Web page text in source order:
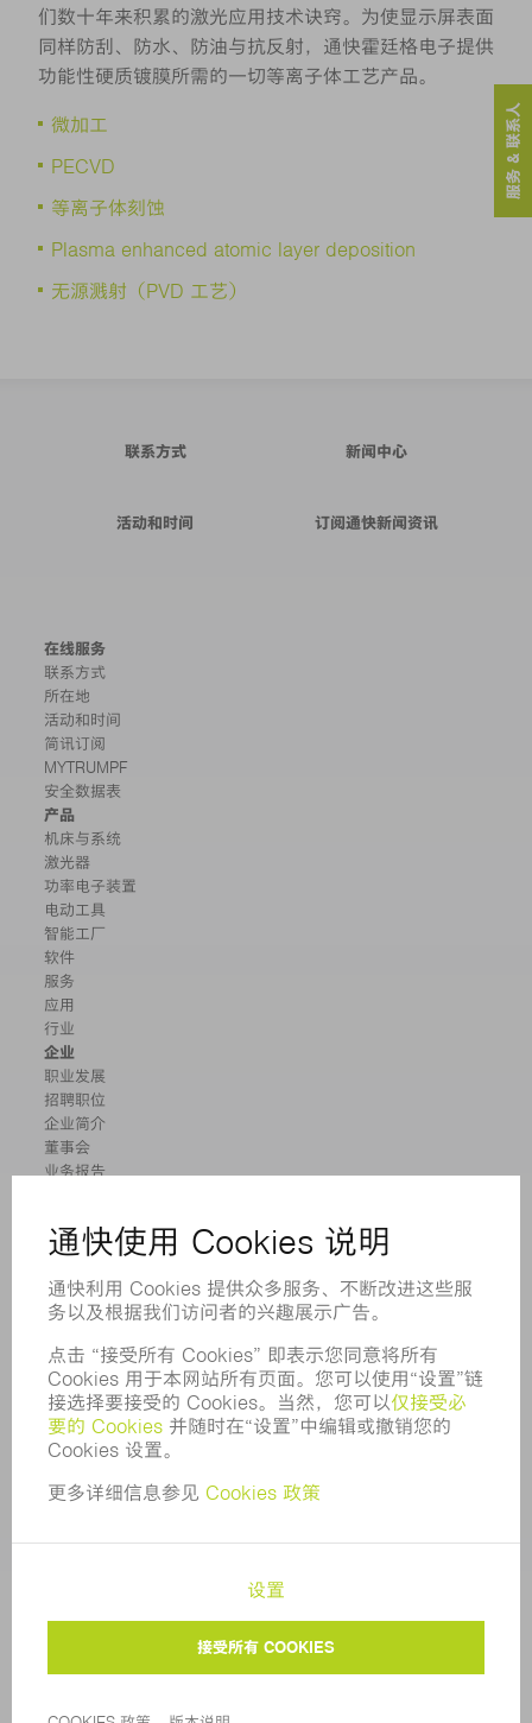
们数十年来积累的激光应用技术诀窍。为使显示屏表面
同样防刮、防水、防油与抗反射，通快霍廷格电子提供
功能性硬质镀膜所需的一切等离子体工艺产品。
微加工
PECVD
等离子体刻蚀
Plasma enhanced atomic layer deposition
无源溅射（PVD 工艺）
服务 & 联系人
联系方式 新闻中心
活动和时间 订阅通快新闻资讯
在线服务
联系方式
所在地
活动和时间
简讯订阅
MYTRUMPF
安全数据表
产品
机床与系统
激光器
功率电子装置
电动工具
智能工厂
软件
服务
应用
行业
企业
职业发展
招聘职位
企业简介
董事会
业务报告
举报系统
新闻稿
杂志
环境和气候
社会和公共事务
企业管理
数据保护
通快通用采购条款及条件
COOKIE 设置 隐私设置
© 2026 TRUMPF | 苏公网安备 32058502010513号|苏